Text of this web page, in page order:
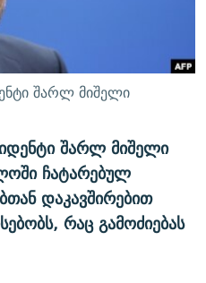
19
ᲘᲡᲢᲝᲠᲘᲐშარლ მიშელი
შარლ მიშელი
ჩატარებულ
დაკავშირებით
რაც გამოძიებას